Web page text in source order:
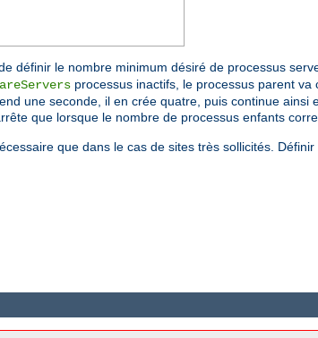
définir le nombre minimum désiré de processus
processus inactifs, le processus parent
une seconde, il en crée quatre, puis continue
que lorsque le nombre de processus enfants
que dans le cas de sites très sollicités.